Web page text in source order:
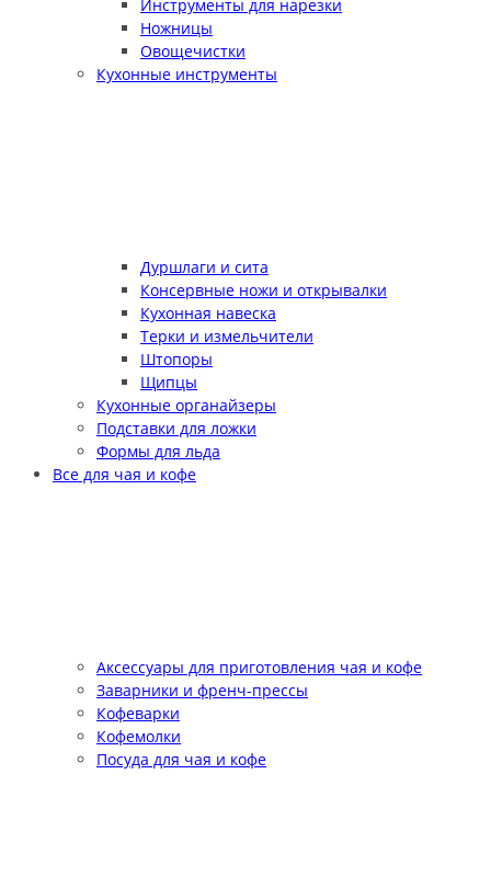
Инструменты для нарезки
Ножницы
Овощечистки
Кухонные инструменты
Дуршлаги и сита
Консервные ножи и открывалки
Кухонная навеска
Терки и измельчители
Штопоры
Щипцы
Кухонные органайзеры
Подставки для ложки
Формы для льда
Все для чая и кофе
Аксессуары для приготовления чая и кофе
Заварники и френч-прессы
Кофеварки
Кофемолки
Посуда для чая и кофе